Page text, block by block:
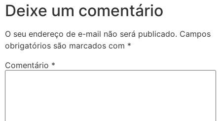
Deixe um comentário
O seu endereço de e-mail não será publicado. Campos
obrigatórios são marcados com *
Comentário *